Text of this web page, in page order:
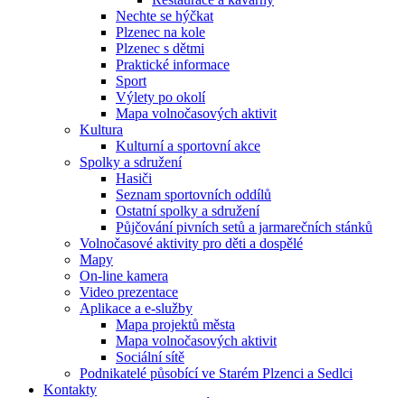
Nechte se hýčkat
Plzenec na kole
Plzenec s dětmi
Praktické informace
Sport
Výlety po okolí
Mapa volnočasových aktivit
Kultura
Kulturní a sportovní akce
Spolky a sdružení
Hasiči
Seznam sportovních oddílů
Ostatní spolky a sdružení
Půjčování pivních setů a jarmarečních stánků
Volnočasové aktivity pro děti a dospělé
Mapy
On-line kamera
Video prezentace
Aplikace a e-služby
Mapa projektů města
Mapa volnočasových aktivit
Sociální sítě
Podnikatelé působící ve Starém Plzenci a Sedlci
Kontakty